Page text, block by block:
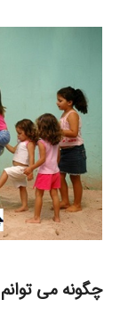
چگونه می